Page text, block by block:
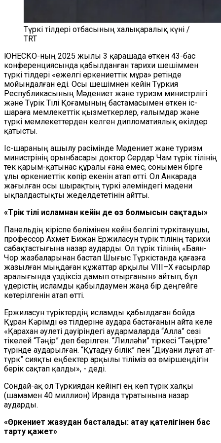
Түркі тілдері отбасының халықаралық күні /
TRT
ЮНЕСКО-ның 2025 жылы 3 қарашада өткен 43-бас
конференциясында қабылданған тарихи шешіммен
түркі тілдері «ежелгі өркениеттік мұра» ретінде
мойындалған еді. Осы шешімнен кейін Түркия
Республикасының Мәдениет және туризм министрлігі
және Түрік Тілі Қоғамының бастамасымен өткен іс-
шараға мемлекеттік қызметкерлер, ғалымдар және
түркі мемлекеттерден келген дипломатиялық өкілдер
қатысты.
Іс-шараның ашылу рәсімінде Мәдениет және туризм
министрінің орынбасары доктор Сердар Чам түрік тілінің
тек қарым-қатынас құралы ғана емес, сонымен бірге
ұлы өркениеттік көпір екенін атап өтті. Ол Анкарада
жағылған осы шырақтың түркі әлеміндегі мәдени
ықпалдастықты жеделдететінін айтты.
«Түрік тілі исламнан кейін де өз болмысын сақтады»
Панельдің кіріспе бөлімінен кейін белгілі түркітанушы,
профессор Ахмет Бижан Ержиласун түрік тілінің тарихи
сабақтастығына назар аударды. Ол түрік тілінің «Баян-
Чор жазбаларынан бастап Шығыс Түркістанда қағазға
жазылған мыңдаған құжаттар арқылы VIII–X ғасырлар
аралығында үздіксіз дамып отырғанын» айтып, бұл
үдерістің исламды қабылдаумен жаңа бір деңгейге
көтерілгенін атап өтті.
Ержиласун түріктердің исламды қабылдаған бойда
Құран Кәрімді өз тілдеріне аудара бастағанын айта келе
«Қарахан әулеті дәуіріндегі аудармаларда “Алла” сөзі
тікелей “Тәңір” деп берілген. “Лилләһи” тіркесі “Тәңірте”
түрінде аударылған. “Құтадғу білік” пен “Диуани лұғат ат-
түрк” сияқты еңбектер арқылы тіліміз өз өміршеңдігін
берік сақтап қалды», - деді.
Сондай-ақ ол Түркиядан кейінгі ең көп түрік халқы
(шамамен 40 миллион) Иранда тұратынына назар
аударды.
«Өркениет жазудан басталады: атау қателігінен бас
тарту қажет»